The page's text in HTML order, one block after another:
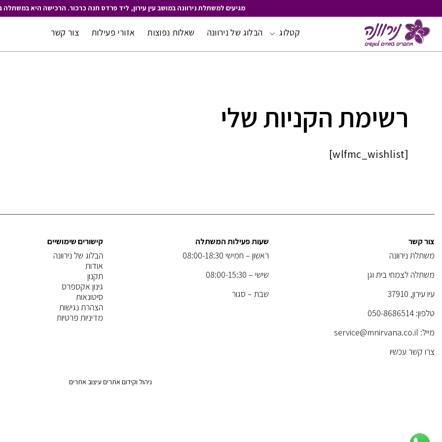
מגיעים למשתלת נירוונה במושב עין עירון, ליד פרדס חנה כרכור. הרכישה היא במשתלה
קטלוג הבלוג של נירוונה שאלות נפוצות אזורי פעילות צור קשר
רשימת הקניות שלי
[wlfmc_wishlist]
צור קשר
משתלת נירוונה
משתלה לצמחי בית וגן
עיו עירון, 37910
טלפון: 050-8686514
מייל: service@mnirvana.co.il
צרו קשר עכשיו
שעות פעילות המשתלה
ראשון – חמישי 08:00-18:30
שישי – 08:00-15:30
שבת – סגור
קישורים שימושיים
הבלוג של נירוונה
אודות
תקנון
גינון אקספרס
סיטונאות
הצהרת נגישות
מדיניות פרטיות
ניהול וקידום אתרים עיצוב אתרים